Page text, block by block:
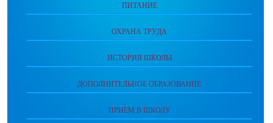
ПИТАНИЕ
ОХРАНА ТРУДА
ИСТОРИЯ ШКОЛЫ
ДОПОЛНИТЕЛЬНОЕ ОБРАЗОВАНИЕ
ПРИЕМ В ШКОЛУ